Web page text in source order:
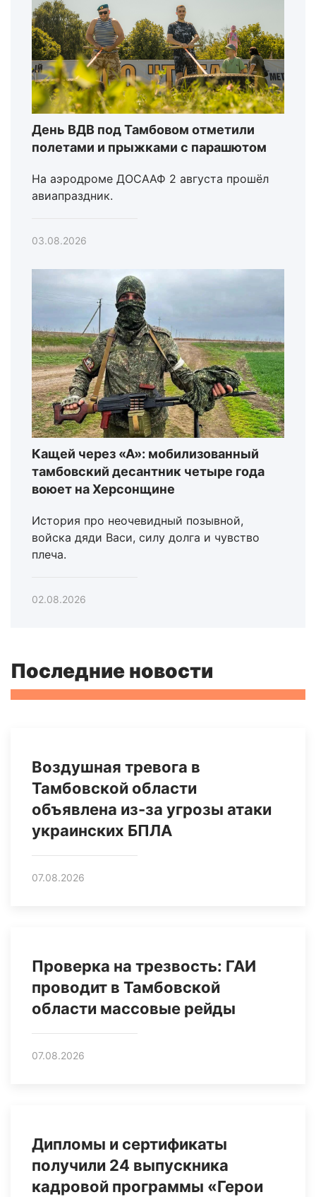
День ВДВ под Тамбовом отметили
полетами и прыжками с парашютом
На аэродроме ДОСААФ 2 августа прошёл
авиапраздник.
03.08.2026
Кащей через «А»: мобилизованный
тамбовский десантник четыре года
воюет на Херсонщине
История про неочевидный позывной,
войска дяди Васи, силу долга и чувство
плеча.
02.08.2026
Последние новости
Воздушная тревога в
Тамбовской области
объявлена из-за угрозы атаки
украинских БПЛА
07.08.2026
Проверка на трезвость: ГАИ
проводит в Тамбовской
области массовые рейды
07.08.2026
Дипломы и сертификаты
получили 24 выпускника
кадровой программы «Герои